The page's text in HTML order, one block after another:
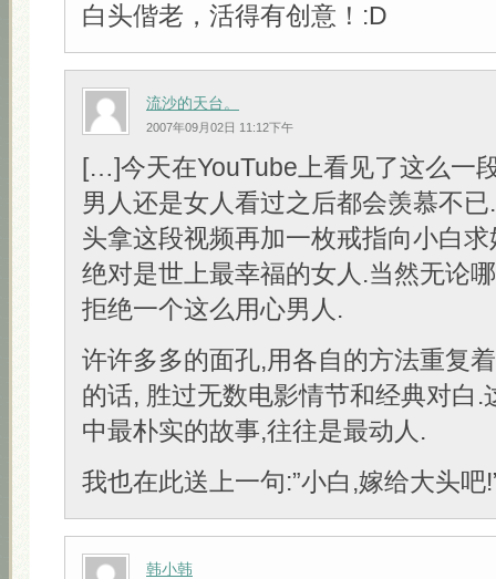
白头偕老，活得有创意！:D
流沙的天台。
2007年09月02日 11:12下午
[…]今天在YouTube上看见了这么一
男人还是女人看过之后都会羡慕不
头拿这段视频再加一枚戒指向小白
绝对是世上最幸福的女人.当然无论
拒绝一个这么用心男人.
许许多多的面孔,用各自的方法重复
的话, 胜过无数电影情节和经典对白.
中最朴实的故事,往往是最动人.
我也在此送上一句:”小白,嫁给大头
韩小韩